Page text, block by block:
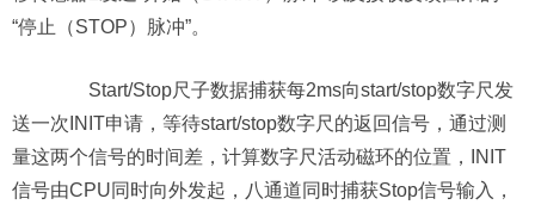
“停止（STOP）脉冲”。
Start/Stop尺子数据捕获每2ms向start/stop数字尺发
送一次INIT申请，等待start/stop数字尺的返回信号，通过测
量这两个信号的时间差，计算数字尺活动磁环的位置，INIT
信号由CPU同时向外发起，八通道同时捕获Stop信号输入，